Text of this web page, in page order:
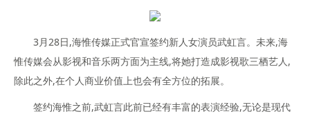
3月28日,海惟传媒正式官宣签约新人女演员武虹言。未来,海
惟传媒会从影视和音乐两方面为主线,将她打造成影视歌三栖艺人,
除此之外,在个人商业价值上也会有全方位的拓展。
签约海惟之前,武虹言此前已经有丰富的表演经验,无论是现代